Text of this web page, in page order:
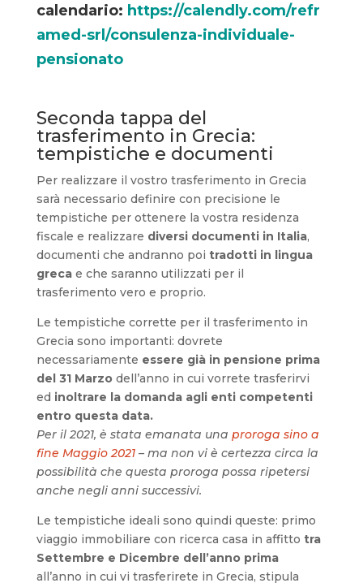
calendario: https://calendly.com/refr
amed-srl/consulenza-individuale-
pensionato
Seconda tappa del
trasferimento in Grecia:
tempistiche e documenti
Per realizzare il vostro trasferimento in Grecia
sarà necessario definire con precisione le
tempistiche per ottenere la vostra residenza
fiscale e realizzare diversi documenti in Italia,
documenti che andranno poi tradotti in lingua
grecae che saranno utilizzati per il
trasferimento vero e proprio.
Le tempistiche corrette per il trasferimento in
Grecia sono importanti: dovrete
necessariamente essere già in pensione prima
del 31 Marzodell’anno in cui vorrete trasferirvi
ed inoltrare la domanda agli enti competenti
entro questa data.
Per il 2021, è stata emanata una proroga sino a
fine Maggio 2021– ma non vi è certezza circa la
possibilità che questa proroga possa ripetersi
anche negli anni successivi.
Le tempistiche ideali sono quindi queste: primo
viaggio immobiliare con ricerca casa in affitto tra
Settembre e Dicembre dell’anno prima
all’anno in cui vi trasferirete in Grecia, stipula